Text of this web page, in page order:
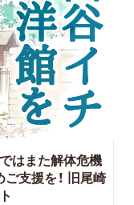
はまた解体危機
支援を！ 旧尾崎